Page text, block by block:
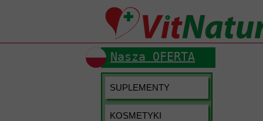
Nasza OFERTA
SUPLEMENTY
KOSMETYKI